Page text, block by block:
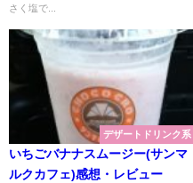
さく塩で...
デザートドリンク系
いちごバナナスムージー(サンマ
ルクカフェ)感想・レビュー